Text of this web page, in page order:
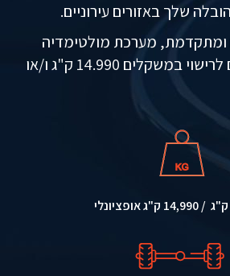
שלך באזורים עירוניים.
ומתקדמת, מערכת מולטימדיה
מקורית, ניתן לרשום לרישוי במשקלים 14.990 ק"ג ו/או